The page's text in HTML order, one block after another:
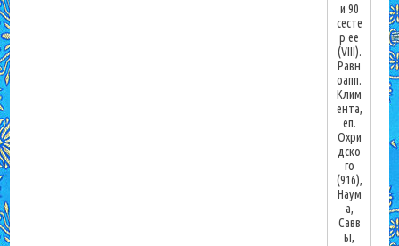
и 90
сесте
р ее
(VIII).
Равн
оапп.
Клим
ента,
еп.
Охри
дско
го
(916),
Наум
а,
Савв
ы,